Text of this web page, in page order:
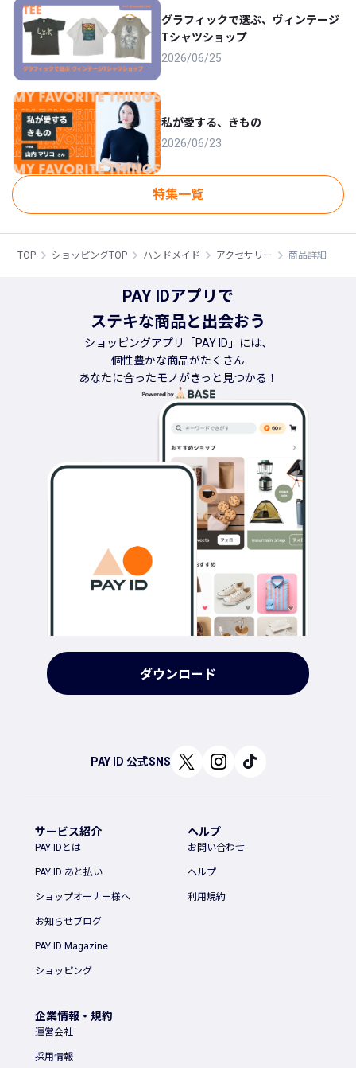
グラフィックで選ぶ、ヴィンテージ
Tシャツショップ
2026/06/25
私が愛する、きもの
2026/06/23
特集一覧
TOP ショッピングTOP ハンドメイド アクセサリー 商品詳細
PAY IDアプリで
ステキな商品と出会おう
ショッピングアプリ「PAY ID」には、
個性豊かな商品がたくさん
あなたに合ったモノがきっと見つかる！
ダウンロード
PAY ID 公式SNS
サービス紹介
PAY IDとは
PAY ID あと払い
ショップオーナー様へ
お知らせブログ
PAY ID Magazine
ショッピング
ヘルプ
お問い合わせ
ヘルプ
利用規約
企業情報・規約
運営会社
採用情報